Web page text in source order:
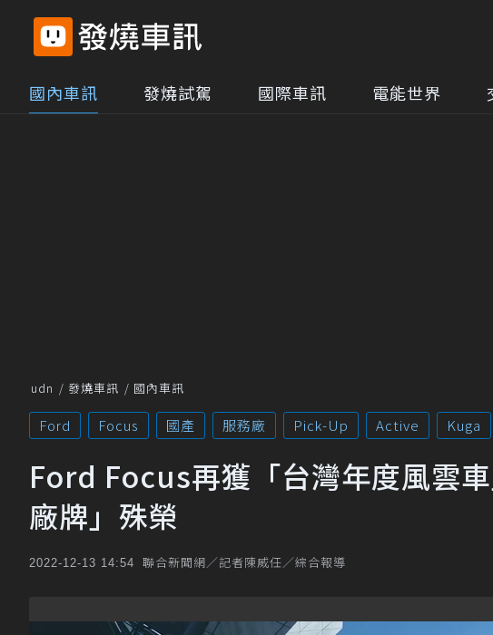
國內車訊 發燒試駕 國際車訊 電能世界
udn 發燒車訊 國內車訊
Ford Focus 國產 服務廠 Pick-Up Active Kuga
Ford Focus再獲「台灣年度風雲
廠牌」殊榮
2022-12-13 14:54 聯合新聞網／記者陳威任／綜合報導